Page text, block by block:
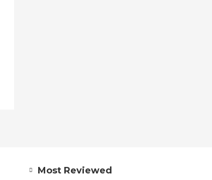
Most Reviewed